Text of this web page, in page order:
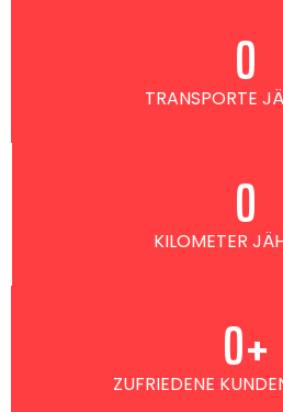
TRANSPORTE
0
KILOMETER
0
ZUFRIEDENE 0+